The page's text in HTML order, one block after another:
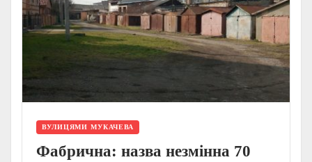
ВУЛИЦЯМИ МУКАЧЕВА
Фабрична: назва незмінна 70